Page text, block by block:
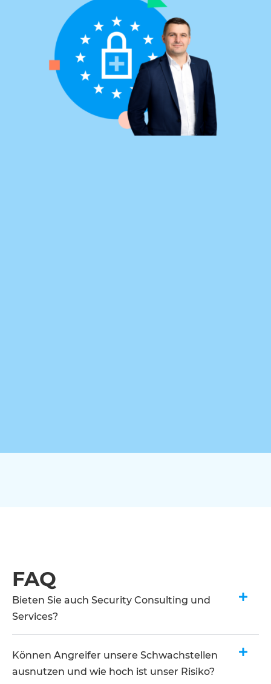
FAQ
Bieten Sie auch Security Consulting und
Services?
Können Angreifer unsere Schwachstellen
ausnutzen und wie hoch ist unser Risiko?​